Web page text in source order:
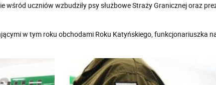
wśród uczniów wzbudziły psy służbowe Straży Granicznej oraz
w tym roku obchodami Roku Katyńskiego, funkcjonariuszka